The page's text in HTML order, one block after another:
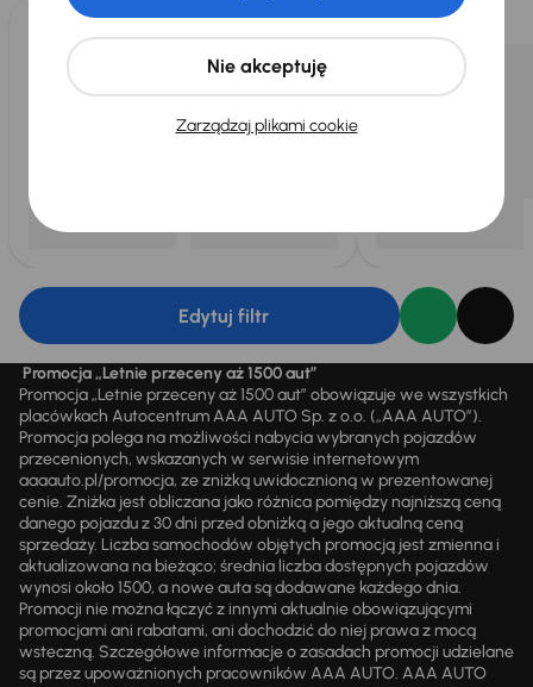
Edytuj filtr
Promocja „Letnie przeceny aż 1500 aut”
Promocja „Letnie przeceny aż 1500 aut” obowiązuje we wszystkich
placówkach Autocentrum AAA AUTO Sp. z o.o. („AAA AUTO”).
Promocja polega na możliwości nabycia wybranych pojazdów
przecenionych, wskazanych w serwisie internetowym
aaaauto.pl/promocja, ze zniżką uwidocznioną w prezentowanej
cenie. Zniżka jest obliczana jako różnica pomiędzy najniższą ceną
danego pojazdu z 30 dni przed obniżką a jego aktualną ceną
sprzedaży. Liczba samochodów objętych promocją jest zmienna i
aktualizowana na bieżąco; średnia liczba dostępnych pojazdów
wynosi około 1500, a nowe auta są dodawane każdego dnia.
Promocji nie można łączyć z innymi aktualnie obowiązującymi
promocjami ani rabatami, ani dochodzić do niej prawa z mocą
wsteczną. Szczegółowe informacje o zasadach promocji udzielane
są przez upoważnionych pracowników AAA AUTO. AAA AUTO
Zarządzaj plikami cookie
Nie akceptuję